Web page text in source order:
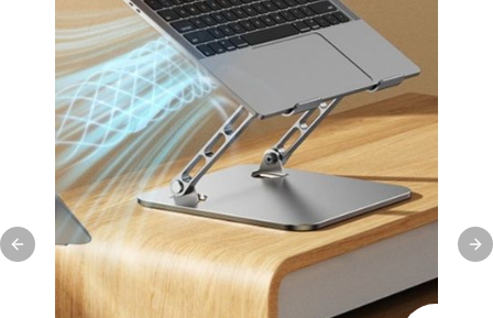
Previous slide